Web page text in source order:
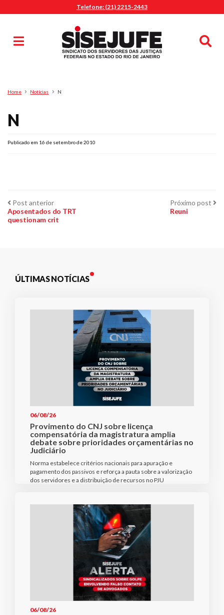
Telefone: (21) 2215-2443
Pesquisa
Home Notícias N
N
Publicado em 16 de setembro de 2010
Navegação
de
Post anteriorPost
anterior:
Aposentados do TRT
questionam crit
Próximo post
Reuni
ÚLTIMAS NOTÍCIAS
06/08/26
Provimento do CNJ sobre licença
compensatória da magistratura amplia
debate sobre prioridades orçamentárias no
Judiciário
Norma estabelece critérios nacionais para apuração e
pagamento dos passivos e reforça a pauta sobre a valorização
dos servidores e a distribuição de recursos no PJU
06/08/26
MENU
Sindicalize-se
Diretoria
O Sindicato
Agenda
Gympass Wellhub
Seguro Auto
FacebookInstagramTwitter